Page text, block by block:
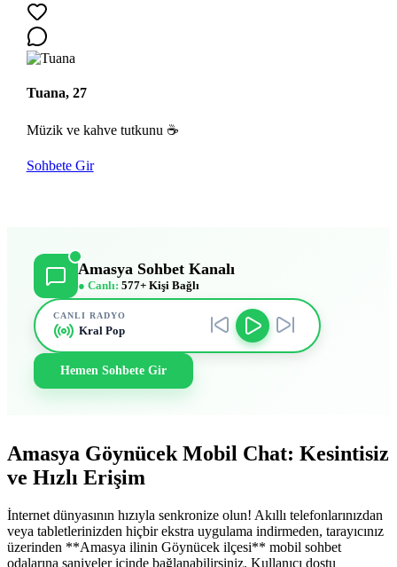
Tuana, 27
Müzik ve kahve tutkunu ☕
Sohbete Gir
Amasya Sohbet Kanalı
● Canlı: 577+ Kişi Bağlı
CANLI RADYO
Kral Pop
Hemen Sohbete Gir
Amasya Göynücek Mobil Chat: Kesintisiz
ve Hızlı Erişim
İnternet dünyasının hızıyla senkronize olun! Akıllı telefonlarınızdan
veya tabletlerinizden hiçbir ekstra uygulama indirmeden, tarayıcınız
üzerinden **Amasya ilinin Göynücek ilçesi** mobil sohbet
odalarına saniyeler içinde bağlanabilirsiniz. Kullanıcı dostu